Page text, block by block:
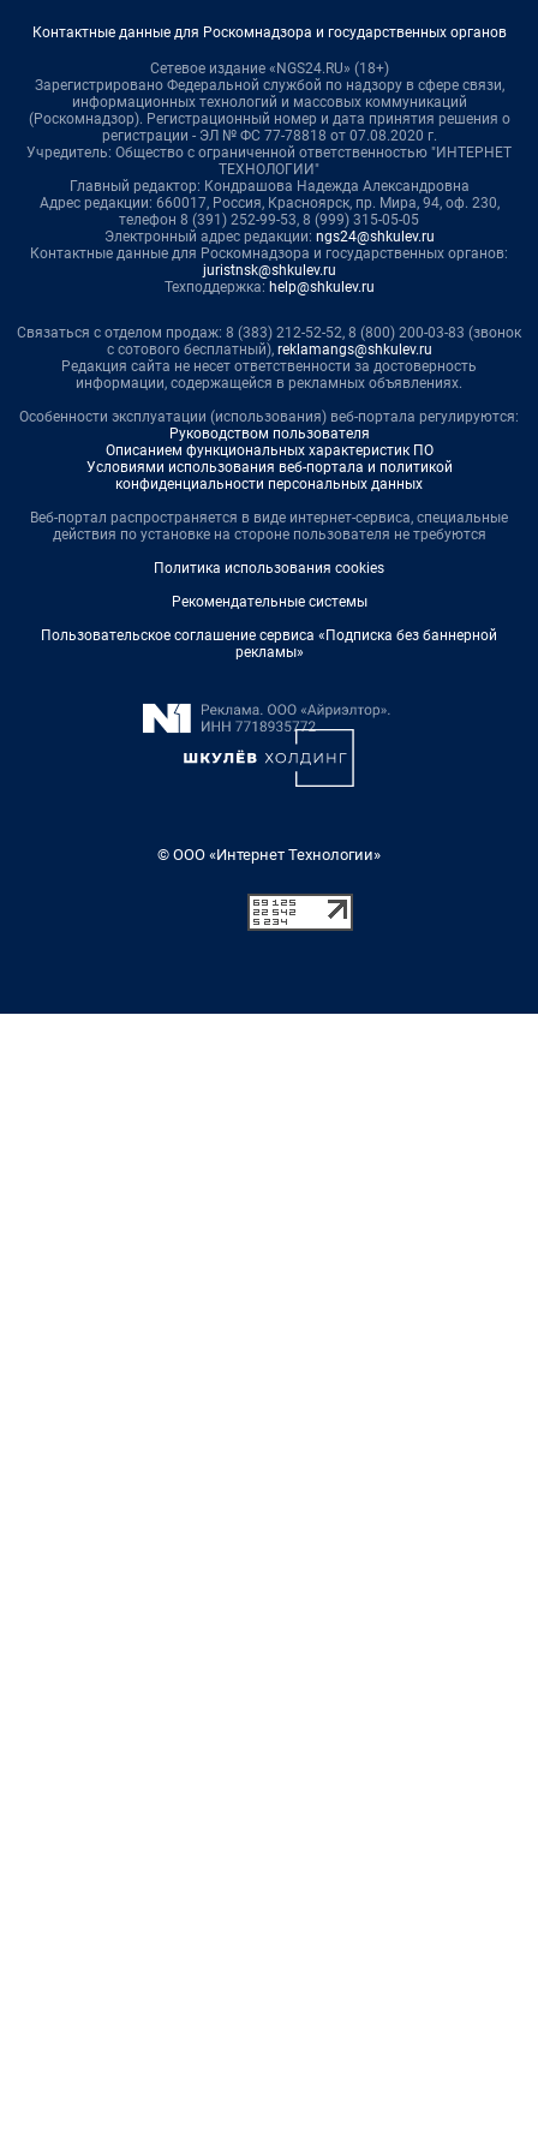
Контактные данные для Роскомнадзора и государственных органов
Сетевое издание «NGS24.RU» (18+)
Зарегистрировано Федеральной службой по надзору в сфере связи,
информационных технологий и массовых коммуникаций
(Роскомнадзор). Регистрационный номер и дата принятия решения о
регистрации - ЭЛ № ФС 77-78818 от 07.08.2020 г.
Учредитель: Общество с ограниченной ответственностью "ИНТЕРНЕТ
ТЕХНОЛОГИИ"
Главный редактор: Кондрашова Надежда Александровна
Адрес редакции: 660017, Россия, Красноярск, пр. Мира, 94, оф. 230,
телефон 8 (391) 252-99-53, 8 (999) 315-05-05
Электронный адрес редакции: ngs24@shkulev.ru
Контактные данные для Роскомнадзора и государственных органов:
juristnsk@shkulev.ru
Техподдержка: help@shkulev.ru
Связаться с отделом продаж: 8 (383) 212-52-52, 8 (800) 200-03-83 (звонок
с сотового бесплатный), reklamangs@shkulev.ru
Редакция сайта не несет ответственности за достоверность
информации, содержащейся в рекламных объявлениях.
Особенности эксплуатации (использования) веб-портала регулируются:
Руководством пользователя
Описанием функциональных характеристик ПО
Условиями использования веб-портала и политикой
конфиденциальности персональных данных
Веб-портал распространяется в виде интернет-сервиса, специальные
действия по установке на стороне пользователя не требуются
Политика использования cookies
Рекомендательные системы
Пользовательское соглашение сервиса «Подписка без баннерной
рекламы»
© ООО «Интернет Технологии»